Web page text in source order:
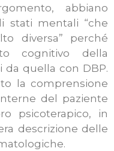
abbiano
stati mentali “che
diversa” perché
cognitivo della
da quella con DBP.
la comprensione
del paziente
psicoterapico, in
descrizione delle